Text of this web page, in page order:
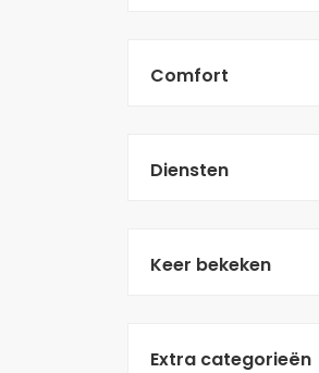
Comfort
Diensten
Keer bekeken
Extra categorieën